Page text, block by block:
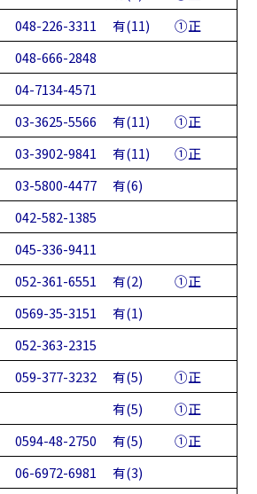
048-226-3311 有(11)
①正
048-666-2848
04-7134-4571
03-3625-5566 有(11)
①正
03-3902-9841 有(11)
①正
03-5800-4477
有(6)
042-582-1385
045-336-9411
052-361-6551 有(2)
①正
0569-35-3151
有(1)
052-363-2315
059-377-3232 有(5)
①正
有(5)
①正
0594-48-2750 有(5)
①正
06-6972-6981 有(3)